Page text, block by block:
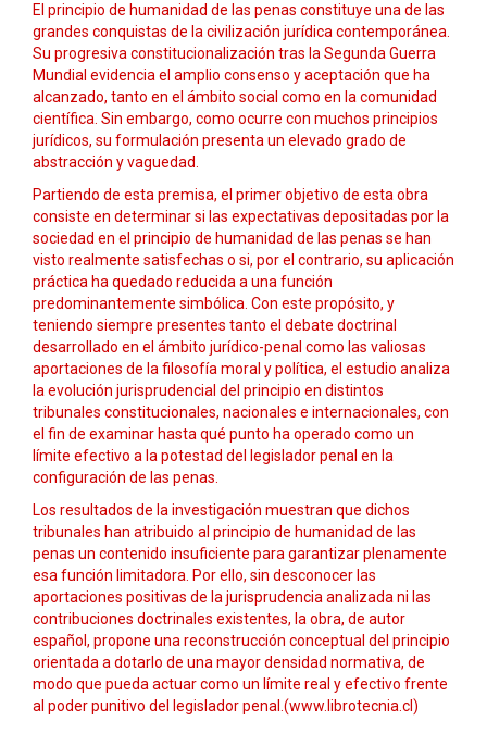
El principio de humanidad de las penas constituye una de las
grandes conquistas de la civilización jurídica contemporánea.
Su progresiva constitucionalización tras la Segunda Guerra
Mundial evidencia el amplio consenso y aceptación que ha
alcanzado, tanto en el ámbito social como en la comunidad
científica. Sin embargo, como ocurre con muchos principios
jurídicos, su formulación presenta un elevado grado de
abstracción y vaguedad.
Partiendo de esta premisa, el primer objetivo de esta obra
consiste en determinar si las expectativas depositadas por la
sociedad en el principio de humanidad de las penas se han
visto realmente satisfechas o si, por el contrario, su aplicación
práctica ha quedado reducida a una función
predominantemente simbólica. Con este propósito, y
teniendo siempre presentes tanto el debate doctrinal
desarrollado en el ámbito jurídico-penal como las valiosas
aportaciones de la filosofía moral y política, el estudio analiza
la evolución jurisprudencial del principio en distintos
tribunales constitucionales, nacionales e internacionales, con
el fin de examinar hasta qué punto ha operado como un
límite efectivo a la potestad del legislador penal en la
configuración de las penas.
Los resultados de la investigación muestran que dichos
tribunales han atribuido al principio de humanidad de las
penas un contenido insuficiente para garantizar plenamente
esa función limitadora. Por ello, sin desconocer las
aportaciones positivas de la jurisprudencia analizada ni las
contribuciones doctrinales existentes, la obra, de autor
español, propone una reconstrucción conceptual del principio
orientada a dotarlo de una mayor densidad normativa, de
modo que pueda actuar como un límite real y efectivo frente
al poder punitivo del legislador penal.(www.librotecnia.cl)